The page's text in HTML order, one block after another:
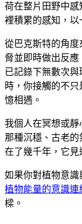
荷在整片田野中感
裡積累的感知，以
從巴克斯特的角
脅並即時做出反
已記錄下無數次與
時，你接觸的不
憶相遇。
我個人在冥想或
那種沉穩、古老
在了幾千年，它見
如果你對植物意
植物能量的意識連
樑。